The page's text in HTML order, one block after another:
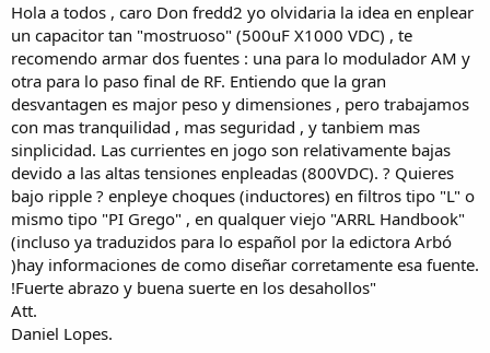
Hola a todos , caro Don fredd2 yo olvidaria la idea en enplear
un capacitor tan "mostruoso" (500uF X1000 VDC) , te
recomendo armar dos fuentes : una para lo modulador AM y
otra para lo paso final de RF. Entiendo que la gran
desvantagen es major peso y dimensiones , pero trabajamos
con mas tranquilidad , mas seguridad , y tanbiem mas
sinplicidad. Las currientes en jogo son relativamente bajas
devido a las altas tensiones enpleadas (800VDC). ? Quieres
bajo ripple ? enpleye choques (inductores) en filtros tipo "L" o
mismo tipo "PI Grego" , en qualquer viejo "ARRL Handbook"
(incluso ya traduzidos para lo español por la edictora Arbó
)hay informaciones de como diseñar corretamente esa fuente.
!Fuerte abrazo y buena suerte en los desahollos"
Att.
Daniel Lopes.